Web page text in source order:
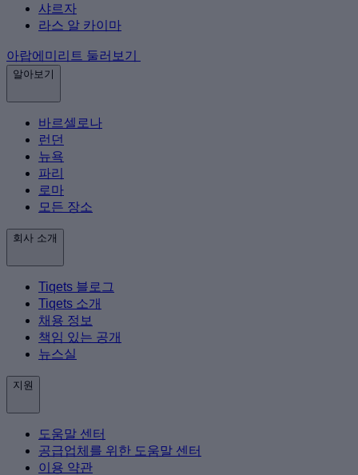
샤르자
라스 알 카이마
아랍에미리트 둘러보기
알아보기
바르셀로나
런던
뉴욕
파리
로마
모든 장소
회사 소개
Tiqets 블로그
Tiqets 소개
채용 정보
책임 있는 공개
뉴스실
지원
도움말 센터
공급업체를 위한 도움말 센터
이용 약관